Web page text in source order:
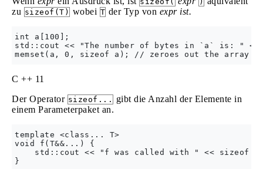
zu sizeof(T) wobei T der Typ von expr ist.
int a[100];
std::cout << "The number of bytes in `a` is: "
C ++ 11
Der Operator sizeof...
gibt die Anzahl der Elemente in
einem Parameterpaket an.
template <class... T>
void f(T&&...) {
std::cout << "f was called with " <<